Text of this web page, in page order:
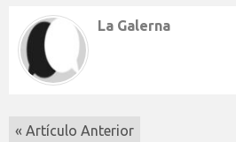
La Galerna
« Artículo Anterior